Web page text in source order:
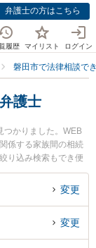
弁護士の方はこちら
履歴 マイリスト ログイン
磐田市で法律相談で
護士
つかりました。WEB
係する家族間の相続
り込み検索もでき便
プロフィール情報や
日や夜間に発生した
相談予約したい』な
変更
変更